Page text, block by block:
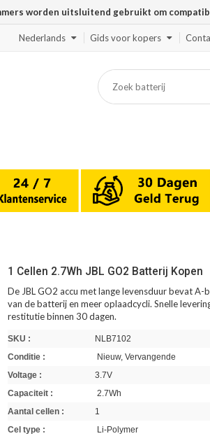
worden uitsluitend gebruikt om
Nederlands Gids voor kopers
1 Cellen 2.7Wh JBL GO2 Batterij Kopen
De JBL GO2 accu met lange levensduur bevat
van de batterij en meer oplaadcycli. Snelle
restitutie binnen 30 dagen.
SKU :
NLB7102
Conditie :
Nieuw, Vervangende
Voltage :
3.7V
Capaciteit :
2.7Wh
Aantal cellen :
1
Cel type :
Li-Polymer